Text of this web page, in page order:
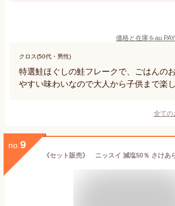
価格と在庫をau
クロス(50代・男性)
特選鮭ほぐしの鮭フレークで、ごはんの
やすい味わいなので大人から子供まで楽し
全ての
no. 9